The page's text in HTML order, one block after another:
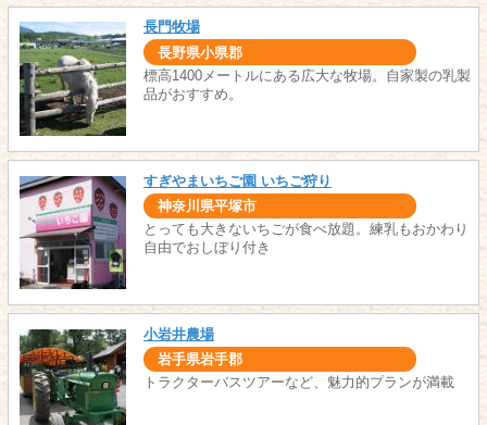
長門牧場
長野県小県郡
標高1400メートルにある広大な牧場。自家製の乳製
品がおすすめ。
すぎやまいちご園 いちご狩り
神奈川県平塚市
とっても大きないちごが食べ放題。練乳もおかわり
自由でおしぼり付き
小岩井農場
岩手県岩手郡
トラクターバスツアーなど、魅力的プランが満載